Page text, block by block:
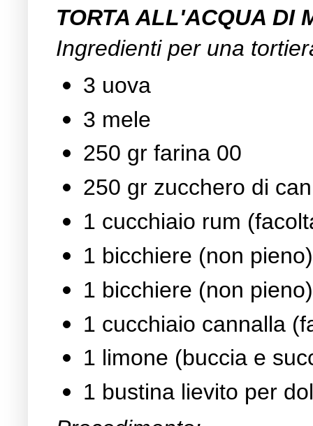
TORTA ALL'ACQUA DI
Ingredienti per una
3 uova
3 mele
250 gr farina 00
250 gr zucchero di
1 cucchiaio rum
1 bicchiere (non
1 bicchiere (non
1 cucchiaio cannalla
1 limone (buccia e
1 bustina lievito per